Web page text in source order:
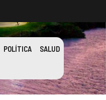
POLÍTICA SALUD